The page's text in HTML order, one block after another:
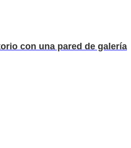
con una pared de galería